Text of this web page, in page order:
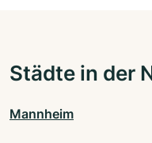
Städte in der
Mannheim